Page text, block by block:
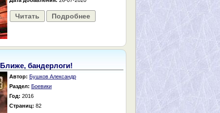
Читать Подробнее
Ближе, бандерлоги!
Автор: Бушков Александр
Раздел: Боевики
Год: 2016
Страниц: 82